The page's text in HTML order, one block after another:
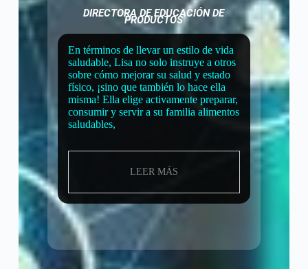
DIRECTORA DE EDUCACIÓN DE
PRODUCTOS
En términos de llevar un estilo de vida
saludable, Lisa no solo instruye a otros
sobre cómo mejorar su salud y estado
físico, ¡sino que también lo hace ella
misma! Ella elige activamente preparar,
consumir y servir a su familia alimentos
saludables,
LEER MÁS